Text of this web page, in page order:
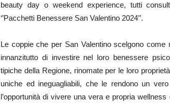
beauty day o weekend experience, tutti
‘’Pacchetti Benessere San Valentino 2024’’.
Le coppie che per San Valentino scelgono come
innanzitutto di investire nel loro benessere
tipiche della Regione, rinomate per le loro
uniche ed ineguagliabili, che le rendono un
l’opportunità di vivere una vera e propria wellness